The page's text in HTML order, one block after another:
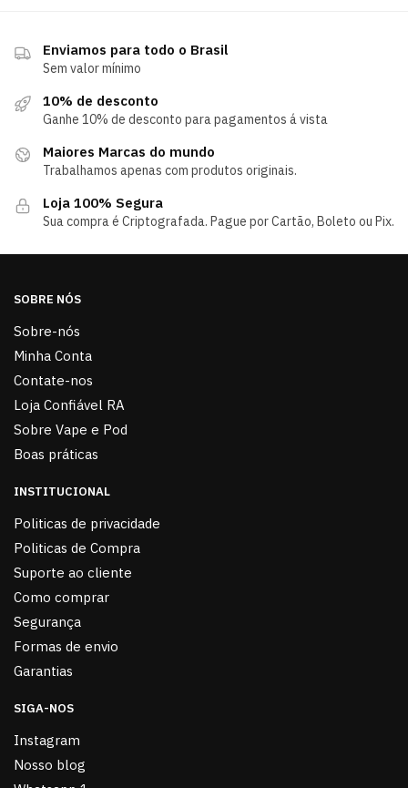
Enviamos para todo o Brasil
Sem valor mínimo
10% de desconto
Ganhe 10% de desconto para pagamentos á vista
Maiores Marcas do mundo
Trabalhamos apenas com produtos originais.
Loja 100% Segura
Sua compra é Criptografada. Pague por Cartão, Boleto ou Pix.
SOBRE NÓS
Sobre-nós
Minha Conta
Contate-nos
Loja Confiável RA
Sobre Vape e Pod
Boas práticas
INSTITUCIONAL
Politicas de privacidade
Politicas de Compra
Suporte ao cliente
Como comprar
Segurança
Formas de envio
Garantias
SIGA-NOS
Instagram
Nosso blog